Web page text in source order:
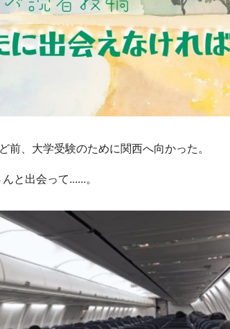
九州 福岡 佐賀
／1～10／26】
もっとみる
、大学受験のために関西へ向かった。
と出会って......。